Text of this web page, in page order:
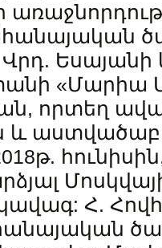
Եսայանի
«Մարիա
որտեղ
և
Հ.